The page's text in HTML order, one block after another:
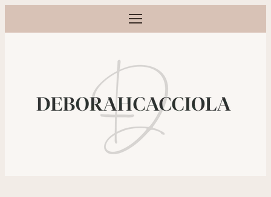
Ouvrir le menu
Photographe grossesse, naissance, bébé et famille à Orléans